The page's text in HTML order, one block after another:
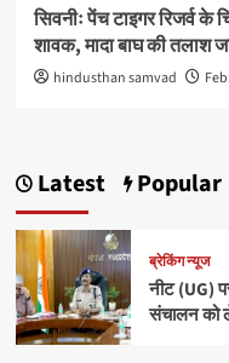
सिवनीः पेंच टाइगर रिजर्व के
शावक, मादा बाघ की तलाश
hindusthan samvad
Latest Popular
ब्रेकिंग न्यूज
नीट (UG)
संचालन को